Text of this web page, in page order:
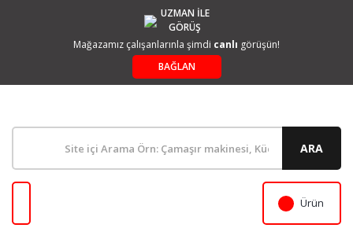
UZMAN İLE
GÖRÜŞ
Mağazamız çalışanlarınla şimdi canlı görüşün!
BAĞLAN
ARA
Ürün